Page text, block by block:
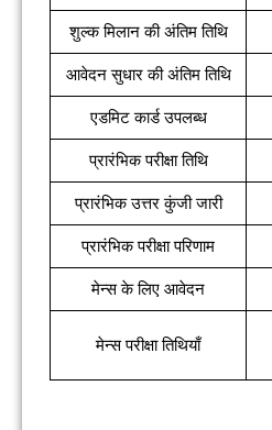
शुल्क मिलान की अंतिम तिथि
आवेदन सुधार की अंतिम तिथि
एडमिट कार्ड उपलब्ध
प्रारंभिक परीक्षा तिथि
प्रारंभिक उत्तर कुंजी जारी
प्रारंभिक परीक्षा परिणाम
मेन्स के लिए आवेदन
मेन्स परीक्षा तिथियाँ